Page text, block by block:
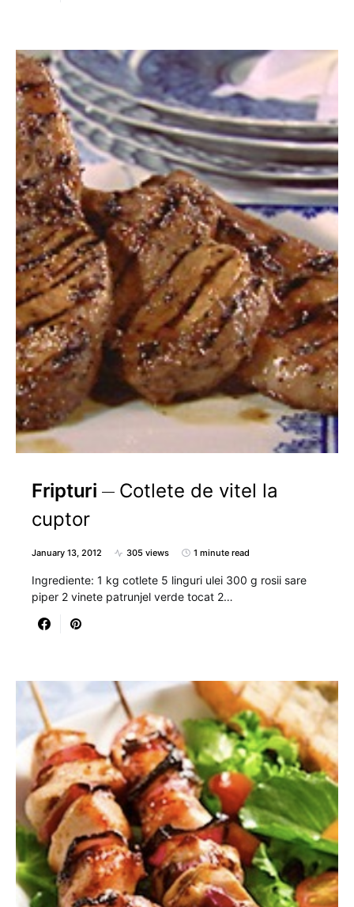
Fripturi
Cotlete de vitel la
cuptor
January 13, 2012 305 views 1 minute read
Ingrediente: 1 kg cotlete 5 linguri ulei 300 g rosii sare
piper 2 vinete patrunjel verde tocat 2…